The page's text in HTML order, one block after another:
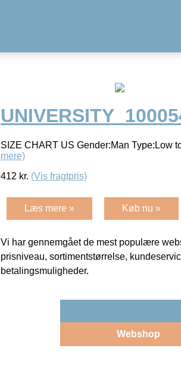
SIZE CHART US Gender:Man Type:Low
mere)
412 kr. (Vis fragtpris)
Læs mere » Køb nu »
Vi har gennemgået de mest populære
prisniveau, sortimentstørrelse,
betalingsmuligheder.
Webshop